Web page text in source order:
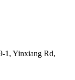
1, Yinxiang Rd,